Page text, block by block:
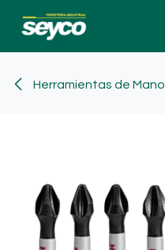
Ir al contenido
Herramientas de Mano